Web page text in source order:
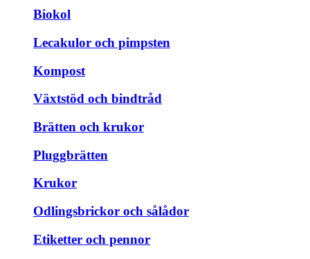
Biokol
Lecakulor och pimpsten
Kompost
Växtstöd och bindtråd
Brätten och krukor
Pluggbrätten
Krukor
Odlingsbrickor och sålådor
Etiketter och pennor